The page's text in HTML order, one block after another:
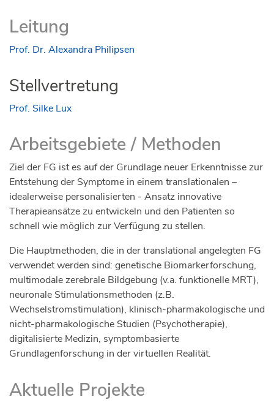
2022/
ADHD Women Project
individual experiences in their national languages.
Follow us on social media in October to get the
links to the youtube videos.
Facebook Linkedin Twitter Instagram
https://linktr.ee/ADHDWomen
European Events during October
See our webpage which highlights member
organisations in Europe hosting events!
https://adhdeurope.eu/upcoming-events/
Leitung
Prof. Dr. Alexandra Philipsen
Stellvertretung
Prof. Silke Lux
Arbeitsgebiete / Methoden
Ziel der FG ist es auf der Grundlage neuer Erkenntnisse zur
Entstehung der Symptome in einem translationalen –
idealerweise personalisierten - Ansatz innovative
Therapieansätze zu entwickeln und den Patienten so
schnell wie möglich zur Verfügung zu stellen.
Die Hauptmethoden, die in der translational angelegten FG
verwendet werden sind: genetische Biomarkerforschung,
multimodale zerebrale Bildgebung (v.a. funktionelle MRT),
neuronale Stimulationsmethoden (z.B.
Wechselstromstimulation), klinisch-pharmakologische und
nicht-pharmakologische Studien (Psychotherapie),
digitalisierte Medizin, symptombasierte
Grundlagenforschung in der virtuellen Realität.
Aktuelle Projekte